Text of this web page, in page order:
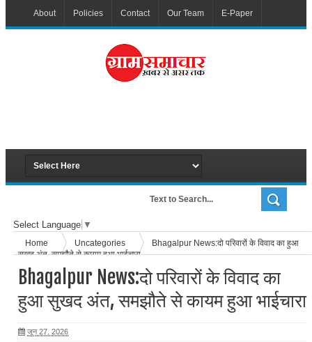
About Policies Contact Our Team E-Paper
Select Language ▼
Home Uncategories
Bhagalpur News:दो परिवारों के विवाद का हुआ
सुखद अंत, समझौते से कायम हुआ भाईचारा
Bhagalpur News:दो परिवारों के विवाद का
हुआ सुखद अंत, समझौते से कायम हुआ भाईचारा
जून 27, 2026